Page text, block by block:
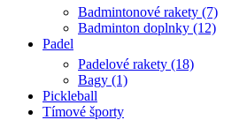
Badmintonové rakety (7)
Badminton doplnky (12)
Padel
Padelové rakety (18)
Bagy (1)
Pickleball
Tímové športy